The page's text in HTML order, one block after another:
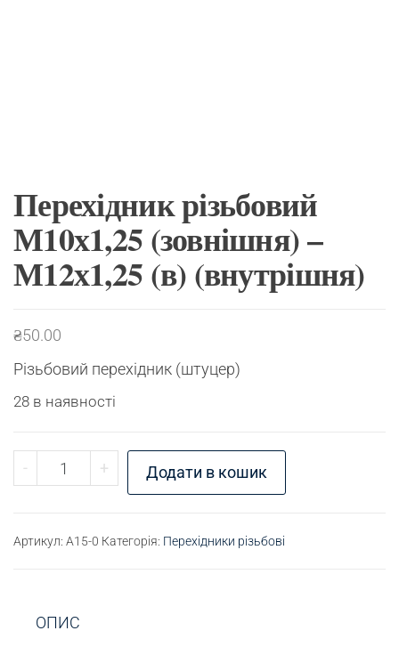
Перехідник різьбовий
М10х1,25 (зовнішня) –
М12х1,25 (в) (внутрішня)
₴50.00
Різьбовий перехідник (штуцер)
28 в наявності
- Перехідник різьбовий М10х1,25 (зовнішня) -
+ Додати в кошик
Артикул: A15-0 Категорія: Перехідники різьбові
ОПИС